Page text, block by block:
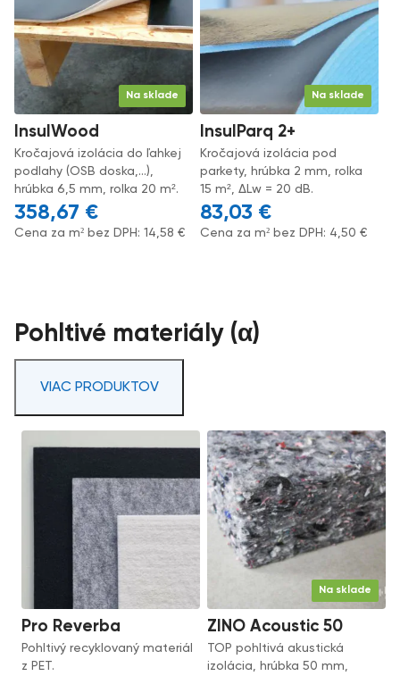
Na sklade
InsulWood
Kročajová izolácia do ľahkej
podlahy (OSB doska,...),
hrúbka 6,5 mm, rolka 20 m².
358,67 €
Cena za m² bez DPH: 14,58 €
Na sklade
InsulParq 2+
Kročajová izolácia pod
parkety, hrúbka 2 mm, rolka
15 m², ΔLw = 20 dB.
83,03 €
Cena za m² bez DPH: 4,50 €
Pohltivé materiály (α)
VIAC PRODUKTOV
Pro Reverba
Pohltivý recyklovaný materiál
z PET.
Na sklade
ZINO Acoustic 50
TOP pohltivá akustická
izolácia, hrúbka 50 mm,